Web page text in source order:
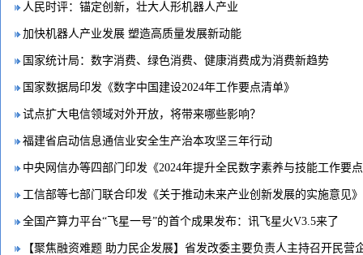
人民时评：锚定创新，壮大人形机器人产业
加快机器人产业发展 塑造高质量发展新动能
国家统计局：数字消费、绿色消费、健康消费成为消费新趋势
国家数据局印发《数字中国建设2024年工作要点清单》
试点扩大电信领域对外开放，将带来哪些影响？
福建省启动信息通信业安全生产治本攻坚三年行动
中央网信办等四部门印发《2024年提升全民数字素养与技能工作要
工信部等七部门联合印发《关于推动未来产业创新发展的实施意见》
全国产算力平台“飞星一号”的首个成果发布：讯飞星火V3.5来了
【聚焦融资难题 助力民企发展】省发改委主要负责人主持召开民营